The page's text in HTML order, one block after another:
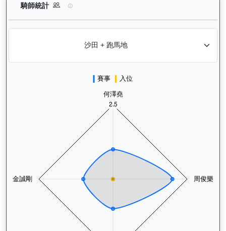
騎師統計 怡傲錢莊（L222）— 騎師統計分析：查看各騎